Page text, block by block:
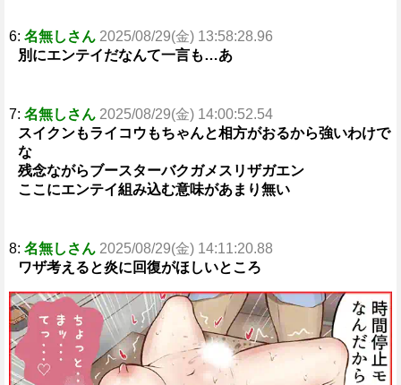
6: 名無しさん 2025/08/29(金) 13:58:28.96
別にエンテイだなんて一言も…あ
7: 名無しさん 2025/08/29(金) 14:00:52.54
スイクンもライコウもちゃんと相方がおるから強いわけで
な
残念ながらブースターバクガメスリザガエン
ここにエンテイ組み込む意味があまり無い
8: 名無しさん 2025/08/29(金) 14:11:20.88
ワザ考えると炎に回復がほしいところ